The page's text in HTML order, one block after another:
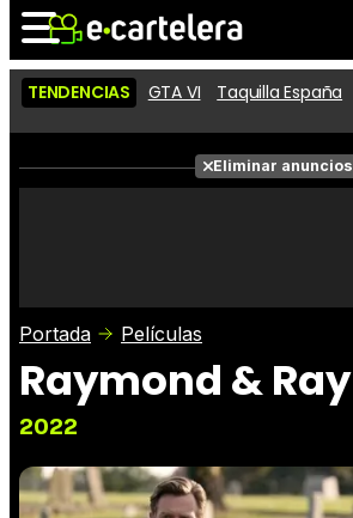
Noticias Cartelera
Críticas
TENDENCIAS GTA VI Taquilla España
Eliminar anuncios
Portada Películas
Raymond & Ray
2022